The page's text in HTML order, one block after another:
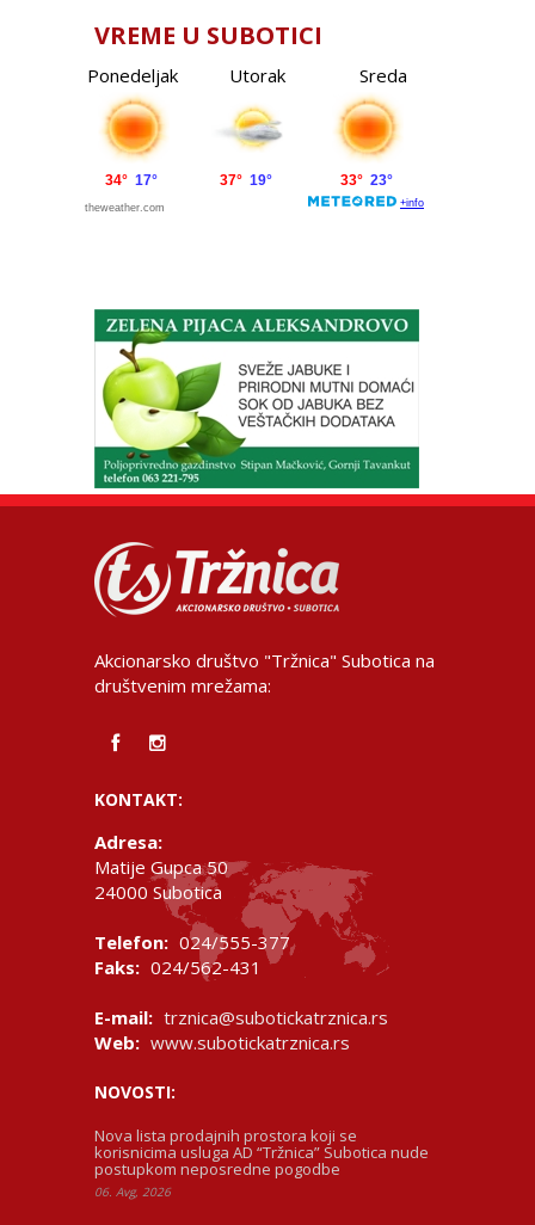
VREME U SUBOTICI
Ponedeljak Utorak Sreda
Akcionarsko društvo "Tržnica" Subotica na
društvenim mrežama:
KONTAKT:
Adresa:
Matije Gupca 50
24000 Subotica
Telefon: 024/555-377
Faks: 024/562-431
E-mail: trznica@subotickatrznica.rs
Web: www.subotickatrznica.rs
NOVOSTI:
Nova lista prodajnih prostora koji se
korisnicima usluga AD “Tržnica” Subotica nude
postupkom neposredne pogodbe
06. Avg, 2026